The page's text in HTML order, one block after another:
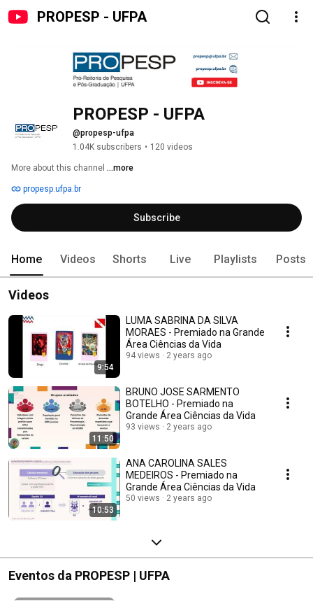
PROPESP - UFPA
PROPESP - UFPA
@propesp-ufpa
1.04K subscribers • 120 videos
More about this channel ...more
propesp.ufpa.br
Subscribe
Home Videos Shorts Live Playlists Posts
Videos
9:54
LUMA SABRINA DA SILVA
MORAES - Premiado na Grande
Área Ciências da Vida
94 views 2 years ago
11:50
BRUNO JOSE SARMENTO
BOTELHO - Premiado na
Grande Área Ciências da Vida
93 views 2 years ago
10:53
ANA CAROLINA SALES
MEDEIROS - Premiado na
Grande Área Ciências da Vida
50 views 2 years ago
Eventos da PROPESP | UFPA